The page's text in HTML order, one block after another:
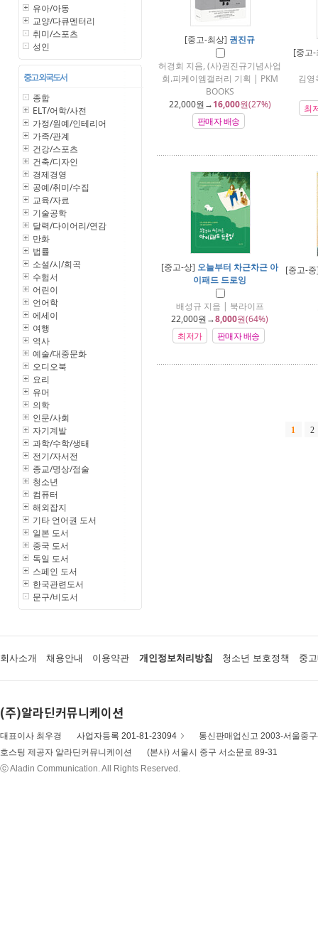
유아/아동
교양/다큐멘터리
취미/스포츠
성인
중고 외국도서
종합
ELT/어학/사전
가정/원예/인테리어
가족/관계
건강/스포츠
건축/디자인
경제경영
공예/취미/수집
교육/자료
기술공학
달력/다이어리/연감
만화
법률
소설/시/희곡
수험서
어린이
언어학
에세이
여행
역사
예술/대중문화
오디오북
요리
유머
의학
인문/사회
자기계발
과학/수학/생태
전기/자서전
종교/명상/점술
청소년
컴퓨터
해외잡지
기타 언어권 도서
일본 도서
중국 도서
독일 도서
스페인 도서
한국관련도서
문구/비도서
[중고-최상] 권진규
허경회 지음, (사)권진규기념사업
회.피케이엠갤러리 기획 | PKM
BOOKS
22,000원→16,000원(27%)
판매자 배송
[중고
김
최
[중고-상] 오늘부터 차근차근 아
이패드 드로잉
배성규 지음 | 북라이프
22,000원→8,000원(64%)
최저가
판매자 배송
[중고-
1 2
회사소개 채용안내 이용약관 개인정보처리방침 청소년 보호정책 중
(주)알라딘커뮤니케이션
대표이사 최우경 사업자등록 201-81-23094
통신판매업신고 2003-서울중
호스팅 제공자 알라딘커뮤니케이션
(본사) 서울시 중구 서소문로 89-31
ⓒ Aladin Communication. All Rights Reserved.